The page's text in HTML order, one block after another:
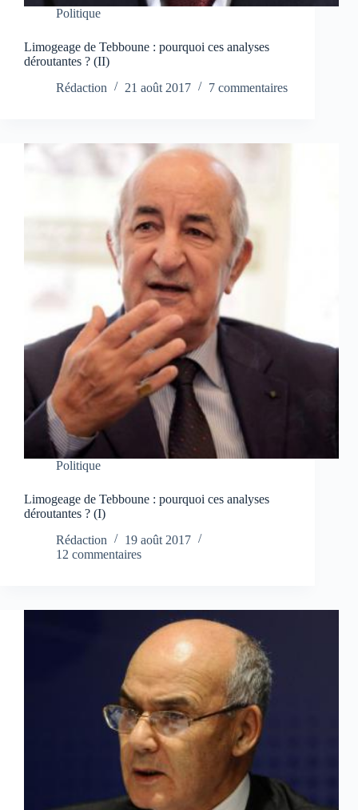
Politique
Limogeage de Tebboune : pourquoi ces analyses
déroutantes ? (II)
Rédaction
21 août 2017 7 commentaires
Politique
Limogeage de Tebboune : pourquoi ces analyses
déroutantes ? (I)
Rédaction
19 août 2017
12 commentaires